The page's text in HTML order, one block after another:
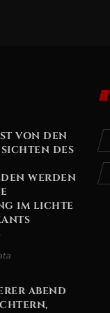
VON DEN
DES
WERDEN
IM LICHTE
ABEND